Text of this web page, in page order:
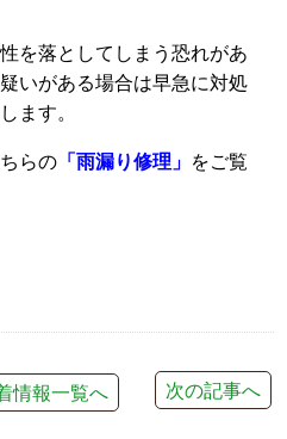
を落としてしまう恐れがあ
いがある場合は早急に対処
ます。
らの 「雨漏り修理」 をご覧
次の記事へ
情報一覧へ